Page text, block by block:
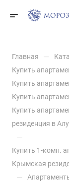
Главная —
Купить
Купить
Купить
Купить
резиденция в
—
Купить 1-комн.
Крымская
—